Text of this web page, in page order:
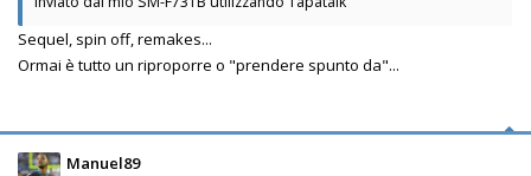
Sequel, spin off, remakes...
Ormai è tutto un riproporre o "prendere spunto da"...
Manuel89